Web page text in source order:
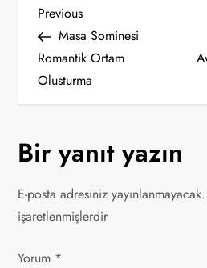
Y
a
z
ı
g
e
z
Previous
Post
Previous
Masa Sominesi
Romantik Ortam
Olusturma
Bir yanıt yazın
E-posta adresiniz yayınlanmayacak.
işaretlenmişlerdir
Yorum *